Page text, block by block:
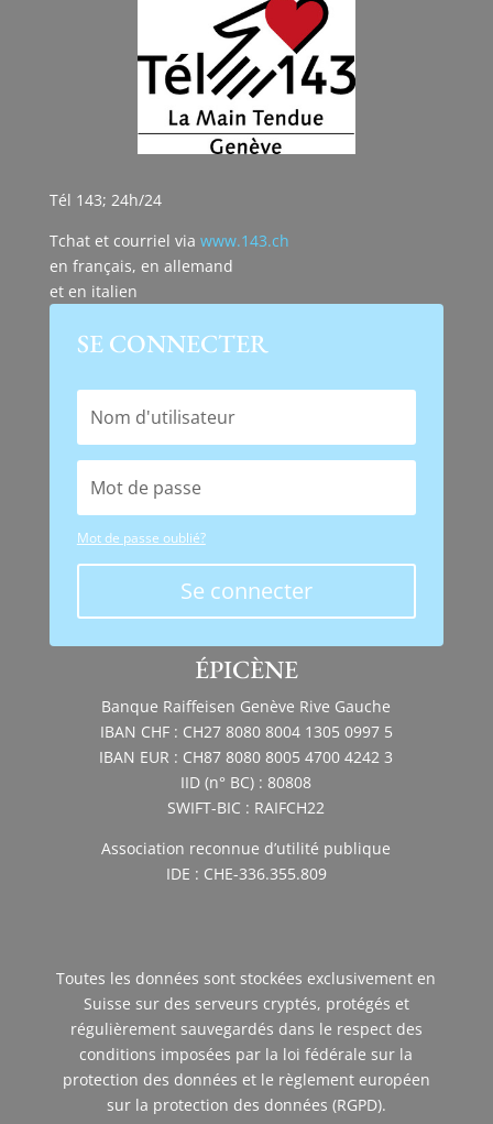
Tél 143; 24h/24
Tchat et courriel via www.143.ch
en français, en allemand
et en italien
SE CONNECTER
Mot de passe oublié?
Se connecter
ÉPICÈNE
Banque Raiffeisen Genève Rive Gauche
IBAN CHF : CH27 8080 8004 1305 0997 5
IBAN EUR : CH87 8080 8005 4700 4242 3
IID (n° BC) : 80808
SWIFT-BIC : RAIFCH22
Association reconnue d’utilité publique
IDE : CHE-336.355.809
Toutes les données sont stockées exclusivement en
Suisse sur des serveurs cryptés, protégés et
régulièrement sauvegardés dans le respect des
conditions imposées par la loi fédérale sur la
protection des données et le règlement européen
sur la protection des données (RGPD).